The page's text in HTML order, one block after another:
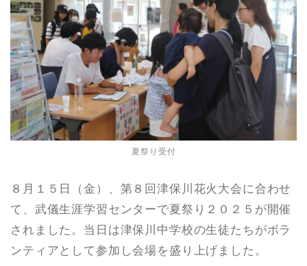
夏祭り受付
８月１５日（金）、第８回津保川花火大会に合わせ
て、武儀生涯学習センターで夏祭り２０２５が開催
されました。当日は津保川中学校の生徒たちがボラ
ンティアとして参加し会場を盛り上げました。